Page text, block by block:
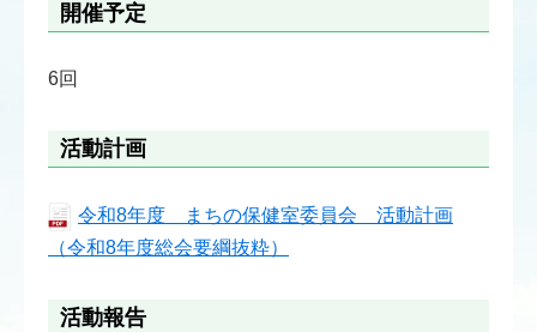
開催予定
6回
活動計画
令和8年度 まちの保健室委員会 活動計画
（令和8年度総会要綱抜粋）
活動報告